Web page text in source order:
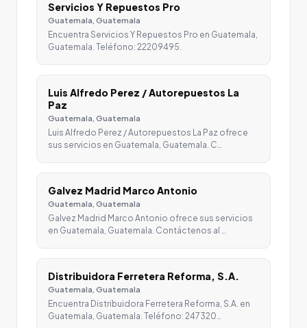
Servicios Y Repuestos Pro
Guatemala, Guatemala
Encuentra Servicios Y Repuestos Pro en Guatemala,
Guatemala. Teléfono: 22209495.
Luis Alfredo Perez / Autorepuestos La
Paz
Guatemala, Guatemala
Luis Alfredo Perez / Autorepuestos La Paz ofrece
sus servicios en Guatemala, Guatemala. C…
Galvez Madrid Marco Antonio
Guatemala, Guatemala
Galvez Madrid Marco Antonio ofrece sus servicios
en Guatemala, Guatemala. Contáctenos al …
Distribuidora Ferretera Reforma, S.A.
Guatemala, Guatemala
Encuentra Distribuidora Ferretera Reforma, S.A. en
Guatemala, Guatemala. Teléfono: 247320…